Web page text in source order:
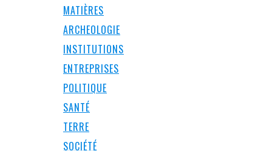
MATIÈRES
ARCHEOLOGIE
INSTITUTIONS
ENTREPRISES
POLITIQUE
SANTÉ
TERRE
SOCIÉTÉ